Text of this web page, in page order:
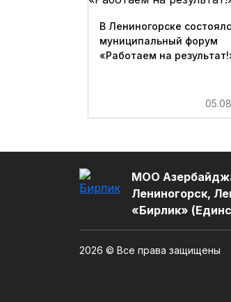
В Лениногорске
муниципальный форум
«Работаем на
МОО
Лениногорск,
«Бирлик»
2026 © Все права защищены